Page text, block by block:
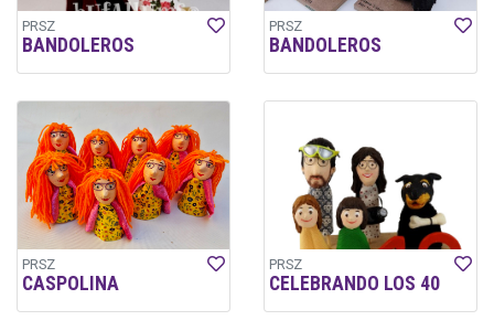
PRSZ
BANDOLEROS
PRSZ
BANDOLEROS
PRSZ
CASPOLINA
PRSZ
CELEBRANDO LOS 40